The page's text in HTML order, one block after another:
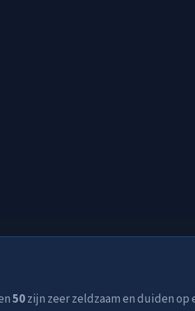
50zijn zeer zeldzaam en duiden